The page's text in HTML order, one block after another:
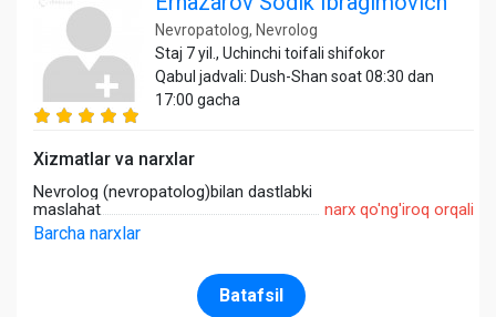
Nevropatolog, Nevrolog
Staj 7 yil., Uchinchi toifali shifokor
Qabul jadvali: Dush-Shan soat 08:30 dan
17:00 gacha
Xizmatlar va narxlar
Nevrolog (nevropatolog)bilan dastlabki
maslahat
narx qo'ng'iroq orqali
Barcha narxlar
Batafsil